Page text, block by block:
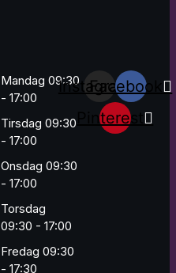
Mandag 09:30
- 17:00
Tirsdag 09:30
- 17:00
Onsdag 09:30
- 17:00
Torsdag
09:30 - 17:00
Fredag 09:30
- 17:30
Instagram
Facebook
Pinterest